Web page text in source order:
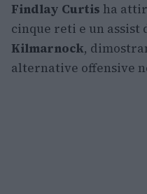
Findlay Curtis ha
cinque reti e un
Kilmarnock,
alternative offensive